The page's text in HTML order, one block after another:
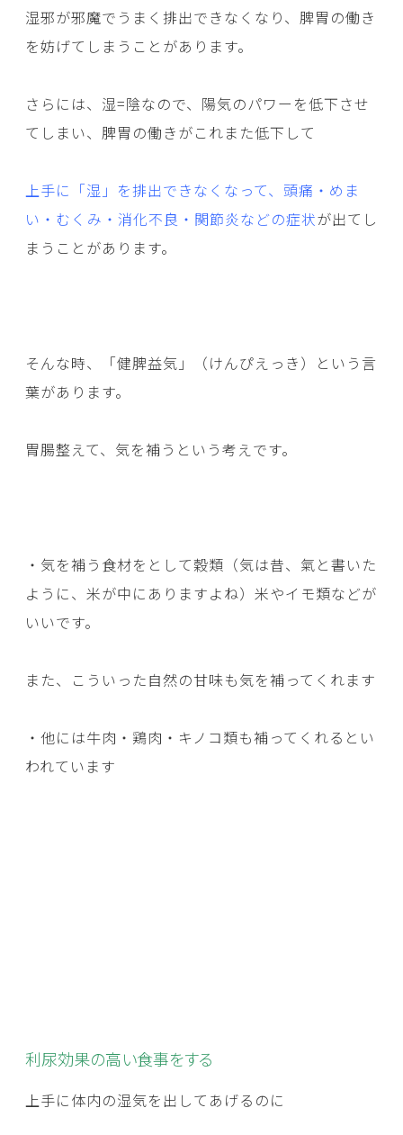
湿邪が邪魔でうまく排出できなくなり、脾胃の働き
を妨げてしまうことがあります。
さらには、湿=陰なので、陽気のパワーを低下させ
てしまい、脾胃の働きがこれまた低下して
上手に「湿」を排出できなくなって、頭痛・めま
い・むくみ・消化不良・関節炎などの症状が出てし
まうことがあります。
そんな時、「健脾益気」（けんぴえっき）という言
葉があります。
胃腸整えて、気を補うという考えです。
・気を補う食材をとして穀類（気は昔、氣と書いた
ように、米が中にありますよね）米やイモ類などが
いいです。
また、こういった自然の甘味も気を補ってくれます
・他には牛肉・鶏肉・キノコ類も補ってくれるとい
われています
利尿効果の高い食事をする
上手に体内の湿気を出してあげるのに